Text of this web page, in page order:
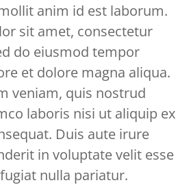
anim id est laborum.
sit amet, consectetur
do eiusmod tempor
et dolore magna aliqua.
veniam, quis nostrud
laboris nisi ut aliquip ex
Duis aute irure
in voluptate velit esse
nulla pariatur.